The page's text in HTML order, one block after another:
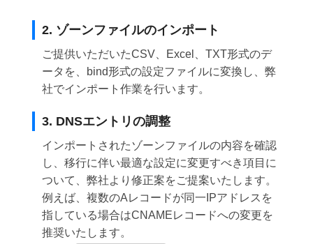
2. ゾーンファイルのインポート
ご提供いただいたCSV、Excel、TXT形式のデ
ータを、bind形式の設定ファイルに変換し、弊
社でインポート作業を行います。
3. DNSエントリの調整
インポートされたゾーンファイルの内容を確認
し、移行に伴い最適な設定に変更すべき項目に
ついて、弊社より修正案をご提案いたします。
例えば、複数のAレコードが同一IPアドレスを
指している場合はCNAMEレコードへの変更を
推奨いたします。